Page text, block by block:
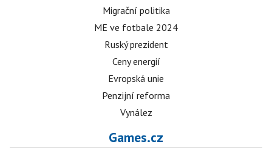
Migrační politika
ME ve fotbale 2024
Ruský prezident
Ceny energií
Evropská unie
Penzijní reforma
Vynález
Games.cz